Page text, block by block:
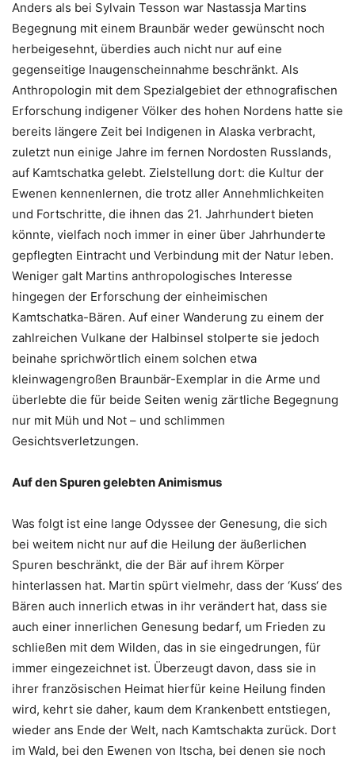
Anders als bei Sylvain Tesson war Nastassja Martins
Begegnung mit einem Braunbär weder gewünscht noch
herbeigesehnt, überdies auch nicht nur auf eine
gegenseitige Inaugenscheinnahme beschränkt. Als
Anthropologin mit dem Spezialgebiet der ethnografischen
Erforschung indigener Völker des hohen Nordens hatte sie
bereits längere Zeit bei Indigenen in Alaska verbracht,
zuletzt nun einige Jahre im fernen Nordosten Russlands,
auf Kamtschatka gelebt. Zielstellung dort: die Kultur der
Ewenen kennenlernen, die trotz aller Annehmlichkeiten
und Fortschritte, die ihnen das 21. Jahrhundert bieten
könnte, vielfach noch immer in einer über Jahrhunderte
gepflegten Eintracht und Verbindung mit der Natur leben.
Weniger galt Martins anthropologisches Interesse
hingegen der Erforschung der einheimischen
Kamtschatka-Bären. Auf einer Wanderung zu einem der
zahlreichen Vulkane der Halbinsel stolperte sie jedoch
beinahe sprichwörtlich einem solchen etwa
kleinwagengroßen Braunbär-Exemplar in die Arme und
überlebte die für beide Seiten wenig zärtliche Begegnung
nur mit Müh und Not – und schlimmen
Gesichtsverletzungen.
Auf den Spuren gelebten Animismus
Was folgt ist eine lange Odyssee der Genesung, die sich
bei weitem nicht nur auf die Heilung der äußerlichen
Spuren beschränkt, die der Bär auf ihrem Körper
hinterlassen hat. Martin spürt vielmehr, dass der ‘Kuss‘ des
Bären auch innerlich etwas in ihr verändert hat, dass sie
auch einer innerlichen Genesung bedarf, um Frieden zu
schließen mit dem Wilden, das in sie eingedrungen, für
immer eingezeichnet ist. Überzeugt davon, dass sie in
ihrer französischen Heimat hierfür keine Heilung finden
wird, kehrt sie daher, kaum dem Krankenbett entstiegen,
wieder ans Ende der Welt, nach Kamtschakta zurück. Dort
im Wald, bei den Ewenen von Itscha, bei denen sie noch